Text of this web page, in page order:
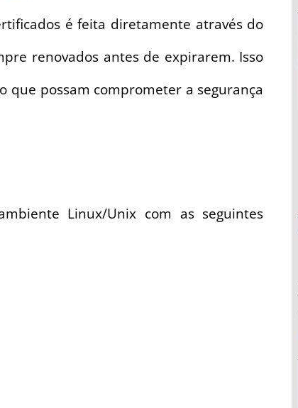
é feita diretamente através do
renovados antes de expirarem. Isso
que possam comprometer a segurança
Linux/Unix com as seguintes